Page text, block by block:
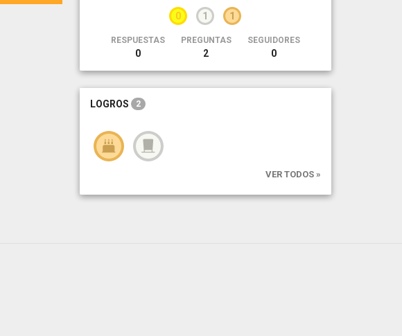
0 1 1
RESPUESTAS
0
PREGUNTAS
2
SEGUIDORES
0
LOGROS 2
VER TODOS »